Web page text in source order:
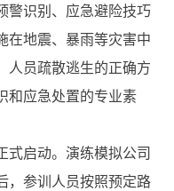
警识别、应急避险技巧
在地震、暴雨等灾害中
人员疏散逃生的正确方
和应急处置的专业素
式启动。演练模拟公司
，参训人员按照预定路